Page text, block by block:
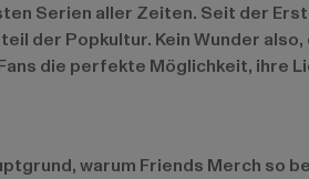
Serien aller Zeiten. Seit der
der Popkultur. Kein Wunder
die perfekte Möglichkeit, ihre
warum Friends Merch so